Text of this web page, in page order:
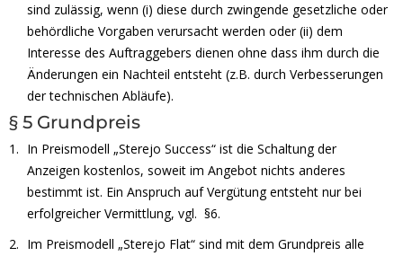
sind zulässig, wenn (i) diese durch zwingende gesetzliche oder
behördliche Vorgaben verursacht werden oder (ii) dem
Interesse des Auftraggebers dienen ohne dass ihm durch die
Änderungen ein Nachteil entsteht (z.B. durch Verbesserungen
der technischen Abläufe).
§ 5 Grundpreis
In Preismodell „Sterejo Success“ ist die Schaltung der
Anzeigen kostenlos, soweit im Angebot nichts anderes
bestimmt ist. Ein Anspruch auf Vergütung entsteht nur bei
erfolgreicher Vermittlung, vgl. §6.
Im Preismodell „Sterejo Flat“ sind mit dem Grundpreis alle